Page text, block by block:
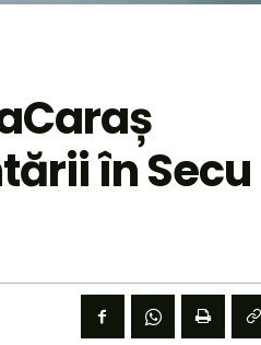
în Secu